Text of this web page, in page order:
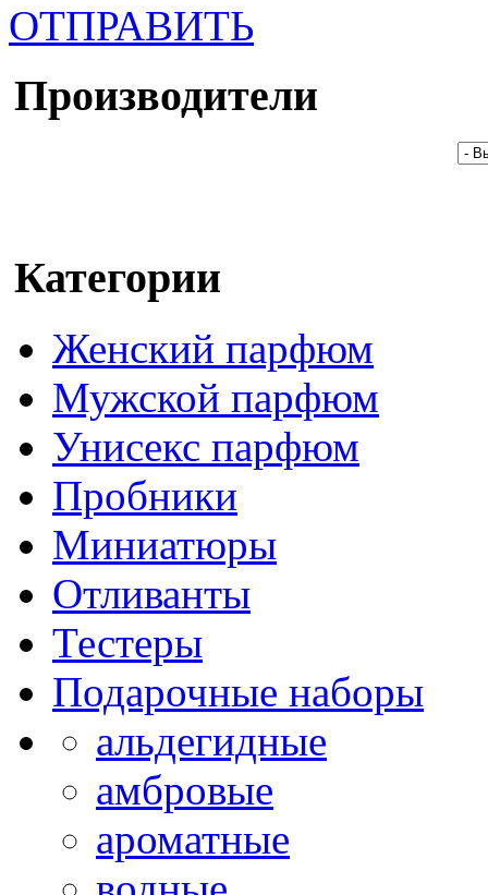
ОТПРАВИТЬ
Производители
Категории
Женский парфюм
Мужской парфюм
Унисекс парфюм
Пробники
Миниатюры
Отливанты
Тестеры
Подарочные наборы
альдегидные
амбровые
ароматные